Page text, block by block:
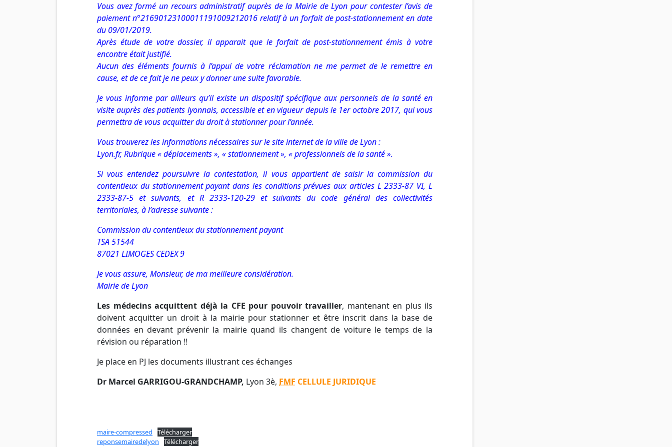
Vous avez formé un recours administratif auprès de la Mairie de Lyon pour contester l’avis de
paiement n°21690123100011191009212016 relatif à un forfait de post-stationnement en date
du 09/01/2019.
Après étude de votre dossier, il apparait que le forfait de post-stationnement émis à votre
encontre était justifié.
Aucun des éléments fournis à l’appui de votre réclamation ne me permet de le remettre en
cause, et de ce fait je ne peux y donner une suite favorable.
Je vous informe par ailleurs qu’il existe un dispositif spécifique aux personnels de la santé en
visite auprès des patients lyonnais, accessible et en vigueur depuis le 1er octobre 2017, qui vous
permettra de vous acquitter du droit à stationner pour l’année.
Vous trouverez les informations nécessaires sur le site internet de la ville de Lyon :
Lyon.fr, Rubrique « déplacements », « stationnement », « professionnels de la santé ».
Si vous entendez poursuivre la contestation, il vous appartient de saisir la commission du
contentieux du stationnement payant dans les conditions prévues aux articles L 2333-87 VI, L
2333-87-5 et suivants, et R 2333-120-29 et suivants du code général des collectivités
territoriales, à l’adresse suivante :
Commission du contentieux du stationnement payant
TSA 51544
87021 LIMOGES CEDEX 9
Je vous assure, Monsieur, de ma meilleure considération.
Mairie de Lyon
Les médecins acquittent déjà la CFE pour pouvoir travailler, mantenant en plus ils
doivent acquitter un droit à la mairie pour stationner et être inscrit dans la base de
données en devant prévenir la mairie quand ils changent de voiture le temps de la
révision ou réparation !!
Je place en PJ les documents illustrant ces échanges
Dr Marcel GARRIGOU-GRANDCHAMP, Lyon 3è, FMF CELLULE JURIDIQUE
maire-compressed
Télécharger
reponsemairedelyon
Télécharger